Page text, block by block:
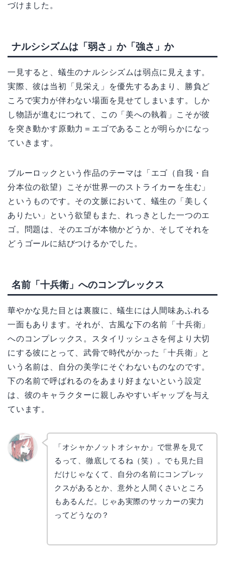
づけました。
ナルシシズムは「弱さ」か「強さ」か
一見すると、蟻生のナルシシズムは弱点に見えます。
実際、彼は当初「見栄え」を優先するあまり、勝負ど
ころで実力が伴わない場面を見せてしまいます。しか
し物語が進むにつれて、この「美への執着」こそが彼
を突き動かす原動力＝エゴであることが明らかになっ
ていきます。
ブルーロックという作品のテーマは「エゴ（自我・自
分本位の欲望）こそが世界一のストライカーを生む」
というものです。その文脈において、蟻生の「美しく
ありたい」という欲望もまた、れっきとした一つのエ
ゴ。問題は、そのエゴが本物かどうか、そしてそれを
どうゴールに結びつけるかでした。
名前「十兵衛」へのコンプレックス
華やかな見た目とは裏腹に、蟻生には人間味あふれる
一面もあります。それが、古風な下の名前「十兵衛」
へのコンプレックス。スタイリッシュさを何より大切
にする彼にとって、武骨で時代がかった「十兵衛」と
いう名前は、自分の美学にそぐわないものなのです。
下の名前で呼ばれるのをあまり好まないという設定
は、彼のキャラクターに親しみやすいギャップを与え
ています。
「オシャかノットオシャか」で世界を見て
るって、徹底してるね（笑）。でも見た目
だけじゃなくて、自分の名前にコンプレッ
クスがあるとか、意外と人間くさいところ
もあるんだ。じゃあ実際のサッカーの実力
ってどうなの？